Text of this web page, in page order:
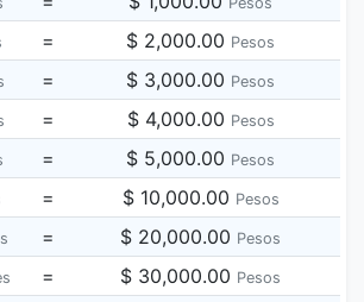
= $ 2,000.00 Pesos
= $ 3,000.00 Pesos
= $ 4,000.00 Pesos
= $ 5,000.00 Pesos
= $ 10,000.00 Pesos
= $ 20,000.00 Pesos
= $ 30,000.00 Pesos